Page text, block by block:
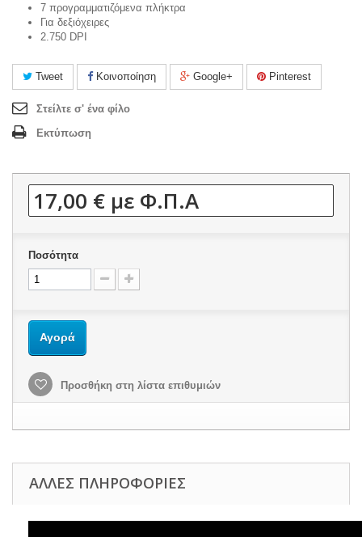
7 προγραμματιζόμενα πλήκτρα
Για δεξιόχειρες
2.750 DPI
Tweet Κοινοποίηση Google+ Pinterest
Στείλτε σ' ένα φίλο
Εκτύπωση
17,00 € με Φ.Π.Α
Ποσότητα
Αγορά
Προσθήκη στη λίστα επιθυμιών
ΆΛΛΕΣ ΠΛΗΡΟΦΟΡΊΕΣ